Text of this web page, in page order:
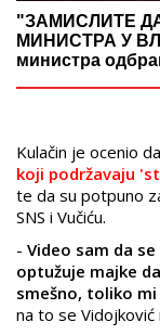
"ЗАМИСЛИТЕ
МИНИСТРА У
министра
Kulačin je ocenio
koji podržavaju
te da su potpuno
SNS i Vučiću.
- Video sam da
optužuje majke
smešno, toliko
na to se